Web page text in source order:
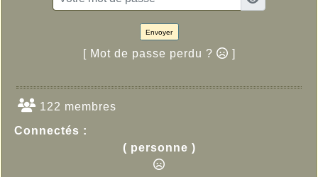
Envoyer
[ Mot de passe perdu ? ]
122 membres
Connectés :
( personne )